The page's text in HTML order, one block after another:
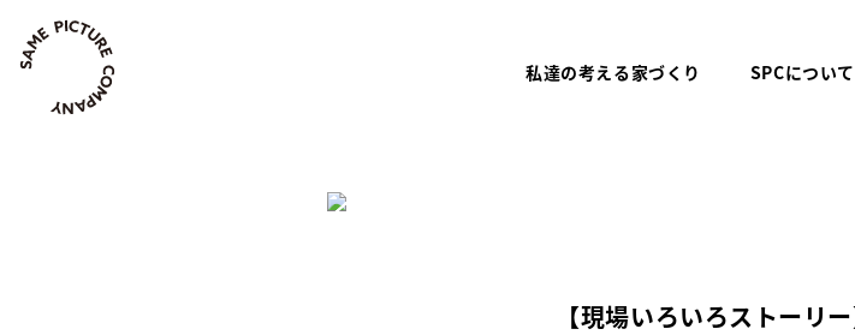
content
私達の考える家づくり SPCについて
【現場いろいろストーリ